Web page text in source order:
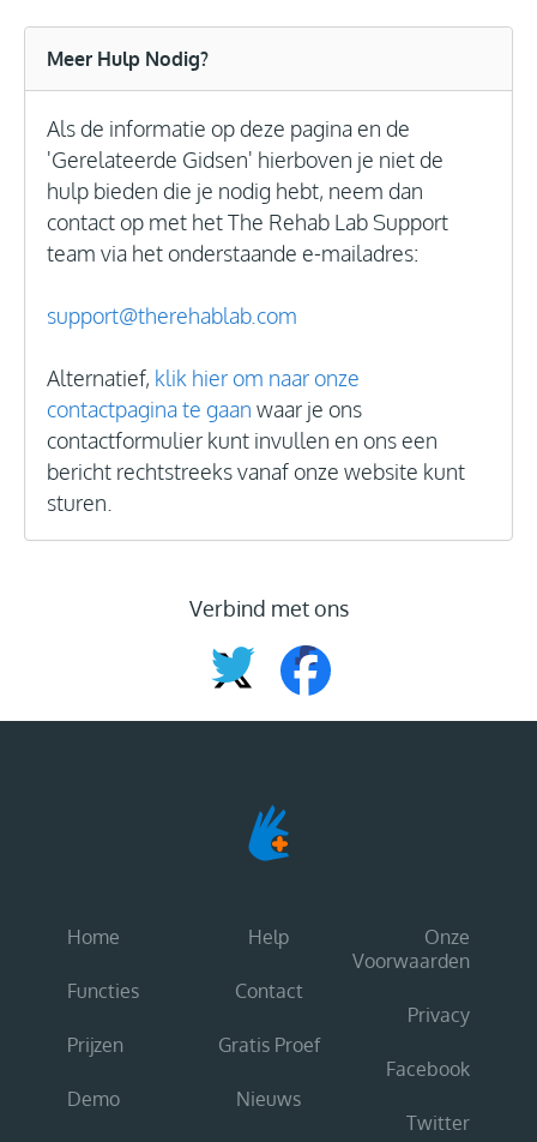
Meer Hulp Nodig?
Als de informatie op deze pagina en de
'Gerelateerde Gidsen' hierboven je niet de
hulp bieden die je nodig hebt, neem dan
contact op met het The Rehab Lab Support
team via het onderstaande e-mailadres:
support@therehablab.com
Alternatief, klik hier om naar onze
contactpagina te gaan waar je ons
contactformulier kunt invullen en ons een
bericht rechtstreeks vanaf onze website kunt
sturen.
Verbind met ons
Home
Functies
Prijzen
Demo
Help
Contact
Gratis Proef
Nieuws
Onze
Voorwaarden
Privacy
Facebook
Twitter